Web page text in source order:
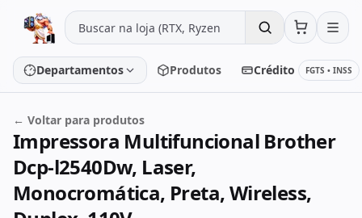
Pular para o conteúdo
Departamentos
Placa de vídeo Processador
Placa-mãe Memória
Produtos Crédito FGTS • INSS
← Voltar para produtos
Impressora Multifuncional Brother
Dcp-l2540Dw, Laser,
Monocromática, Preta, Wireless,